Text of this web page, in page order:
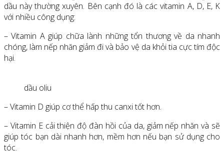
dầu này thường xuyên. Bên cạnh đó là các vitamin A, D, E, K
với nhiều công dụng:
– Vitamin A giúp chữa lành những tổn thương về da nhanh
chóng, làm nếp nhăn giảm đi và bảo vệ da khỏi tia cực tím độc
hại.
dầu oliu
– Vitamin D giúp cơ thể hấp thu canxi tốt hơn.
– Vitamin E cải thiện độ đàn hồi của da, giảm nếp nhăn và sẽ
giúp tóc bạn dài nhanh hơn, mềm hơn nếu bạn sử dụng cho
tóc.